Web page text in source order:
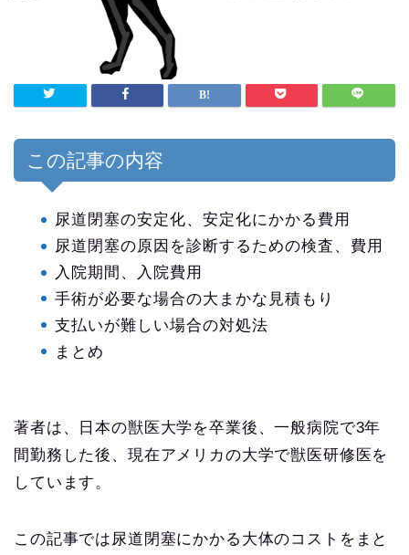
この記事の内容
尿道閉塞の安定化、安定化にかかる費用
尿道閉塞の原因を診断するための検査、費用
入院期間、入院費用
手術が必要な場合の大まかな見積もり
支払いが難しい場合の対処法
まとめ
著者は、日本の獣医大学を卒業後、一般病院で3年
間勤務した後、現在アメリカの大学で獣医研修医を
しています。
この記事では尿道閉塞にかかる大体のコストをまと